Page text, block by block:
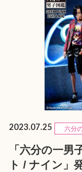
2023.07.25 六分
「六分の一男
ト / ナイン」